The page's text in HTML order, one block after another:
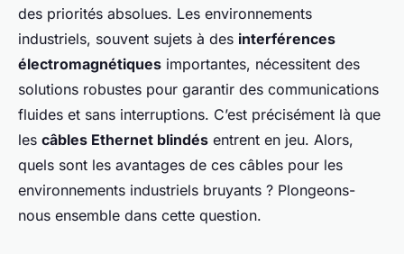
des priorités absolues. Les environnements
industriels, souvent sujets à des interférences
électromagnétiques importantes, nécessitent des
solutions robustes pour garantir des communications
fluides et sans interruptions. C’est précisément là que
les câbles Ethernet blindés entrent en jeu. Alors,
quels sont les avantages de ces câbles pour les
environnements industriels bruyants ? Plongeons-
nous ensemble dans cette question.